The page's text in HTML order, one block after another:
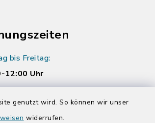
genutzt wird. So können wir unser
widerrufen.
bis Freitag:
12:00 Uhr
zusätzlich:
17:00 Uhr